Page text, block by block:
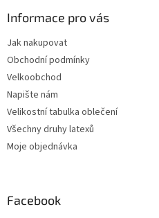
Informace pro vás
Jak nakupovat
Obchodní podmínky
Velkoobchod
Napište nám
Velikostní tabulka oblečení
Všechny druhy latexů
Moje objednávka
Facebook